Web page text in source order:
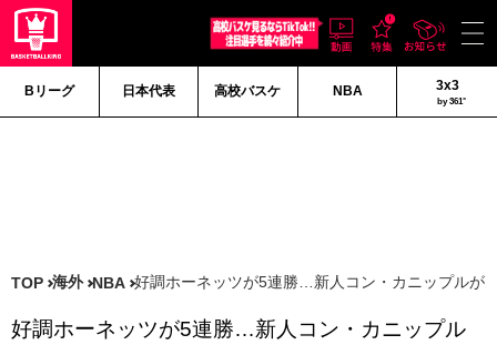
Bリーグ 日本代表 高校バスケ NBA 3x3
by 361°
TOP 海外 NBA 好調ホーネッツが5連勝…新人コン・カニップルが
好調ホーネッツが5連勝…新人コン・カニップル